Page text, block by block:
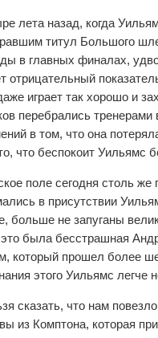
лета назад, когда
титул Большого
в главных финалах,
отрицательный
играет так хорошо и
перебрались
в том, что она
что беспокоит Уильямс
поле сегодня столь же
в присутствии
больше не запуганы
это была бесстрашная
который прошел более
этого Уильямс легче
сказать, что нам
из Комптона, которая